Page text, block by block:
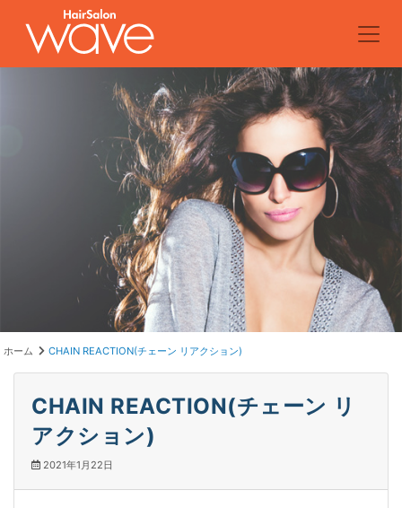
ホーム CHAIN REACTION(チェーン リアクション)
CHAIN REACTION(チェーン リ
アクション)
2021年1月22日